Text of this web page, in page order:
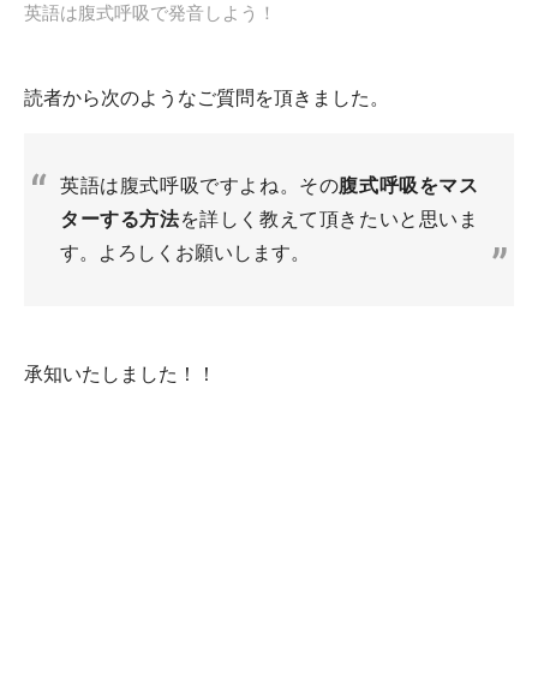
英語は腹式呼吸で発音しよう！
読者から次のようなご質問を頂きました。
英語は腹式呼吸ですよね。その腹式呼吸をマス
ターする方法を詳しく教えて頂きたいと思いま
す。よろしくお願いします。
承知いたしました！！